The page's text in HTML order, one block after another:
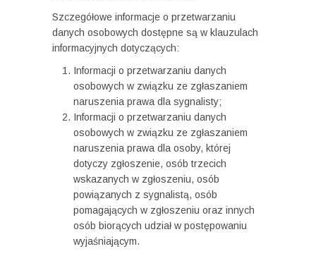
Szczegółowe informacje o przetwarzaniu
danych osobowych dostępne są w klauzulach
informacyjnych dotyczących:
Informacji o przetwarzaniu danych
osobowych w związku ze zgłaszaniem
naruszenia prawa dla sygnalisty;
Informacji o przetwarzaniu danych
osobowych w związku ze zgłaszaniem
naruszenia prawa dla osoby, której
dotyczy zgłoszenie, osób trzecich
wskazanych w zgłoszeniu, osób
powiązanych z sygnalistą, osób
pomagających w zgłoszeniu oraz innych
osób biorących udział w postępowaniu
wyjaśniającym.